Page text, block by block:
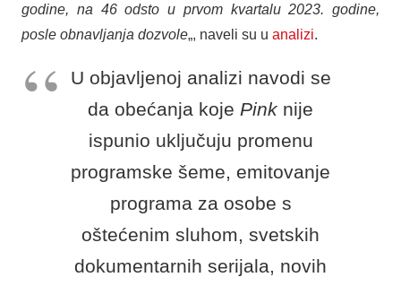
godine, na 46 odsto u prvom kvartalu 2023. godine,
posle obnavljanja dozvole„, naveli su u analizi.
U objavljenoj analizi navodi se
da obećanja koje Pink nije
ispunio uključuju promenu
programske šeme, emitovanje
programa za osobe s
oštećenim sluhom, svetskih
dokumentarnih serijala, novih